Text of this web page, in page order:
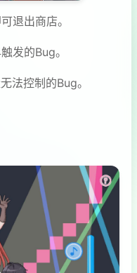
退出商店。
发的Bug。
法控制的Bug。